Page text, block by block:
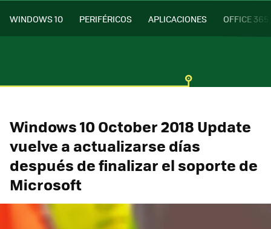
WINDOWS 10 PERIFÉRICOS APLICACIONES OFFICE 365
Windows 10 October 2018 Update
vuelve a actualizarse días
después de finalizar el soporte de
Microsoft